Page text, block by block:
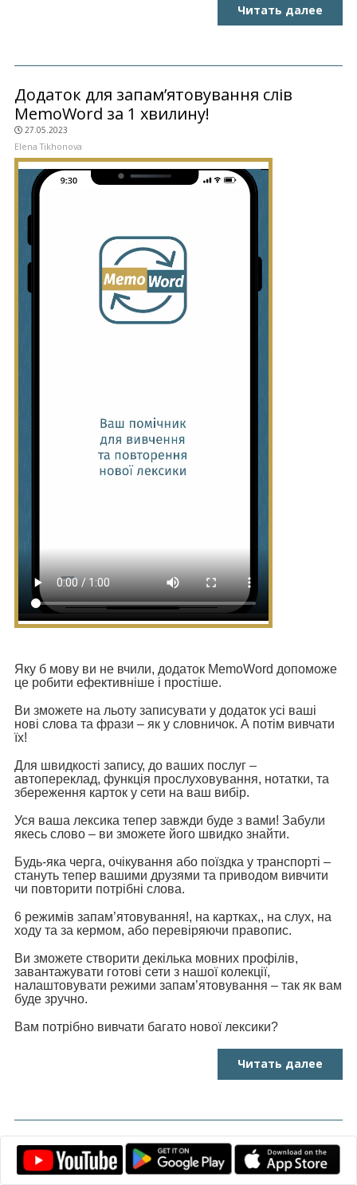
Читать далее
Додаток для запам’ятовування слів
MemoWord за 1 хвилину!
27.05.2023
Elena Tikhonova
Яку б мову ви не вчили, додаток MemoWord допоможе
це робити ефективніше і простіше.
Ви зможете на льоту записувати у додаток усі ваші
нові слова та фрази – як у словничок. А потім вивчати
їх!
Для швидкості запису, до ваших послуг –
автопереклад, функція прослуховування, нотатки, та
збереження карток у сети на ваш вибір.
Уся ваша лексика тепер завжди буде з вами! Забули
якесь слово – ви зможете його швидко знайти.
Будь-яка черга, очікування або поїздка у транспорті –
стануть тепер вашими друзями та приводом вивчити
чи повторити потрібні слова.
6 режимів запам’ятовування!, на картках,, на слух, на
ходу та за кермом, або перевіряючи правопис.
Ви зможете створити декілька мовних профілів,
завантажувати готові сети з нашої колекції,
налаштовувати режими запам’ятовування – так як вам
буде зручно.
Вам потрібно вивчати багато нової лексики?
Читать далее
Наші друзі, які допомагають українцям
за кордоном.